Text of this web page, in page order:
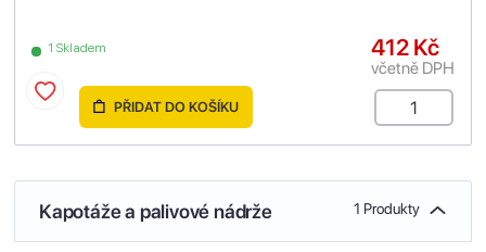
1 Skladem 412 Kč
včetně DPH
PŘIDAT DO KOŠÍKU
Kapotáže a palivové nádrže 1 Produkty